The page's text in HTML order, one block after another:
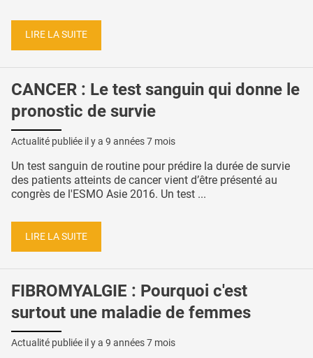
LIRE LA SUITE
CANCER : Le test sanguin qui donne le
pronostic de survie
Actualité publiée il y a 9 années 7 mois
Un test sanguin de routine pour prédire la durée de survie
des patients atteints de cancer vient d’être présenté au
congrès de l'ESMO Asie 2016. Un test ...
LIRE LA SUITE
FIBROMYALGIE : Pourquoi c'est
surtout une maladie de femmes
Actualité publiée il y a 9 années 7 mois